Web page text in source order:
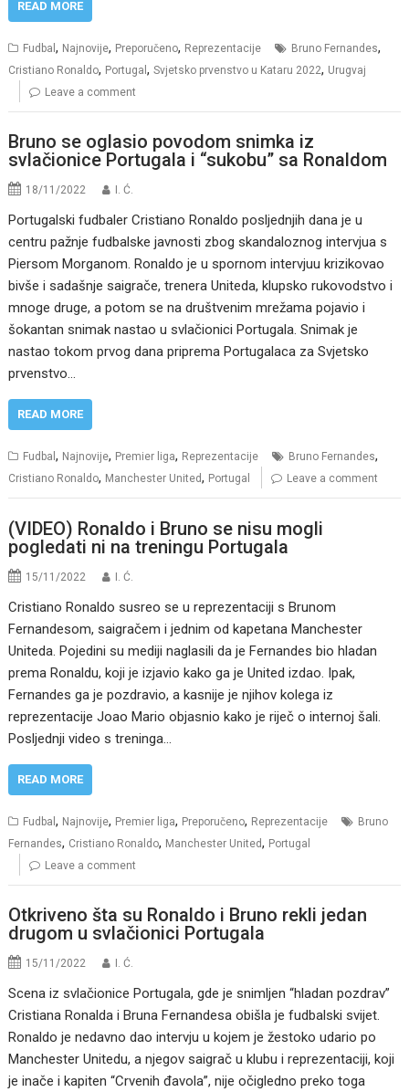
READ MORE
Fudbal, Najnovije, Preporučeno, Reprezentacije Bruno Fernandes,
Cristiano Ronaldo, Portugal,Svjetsko prvenstvo u Kataru 2022, Urugvaj
Leave a comment
Bruno se oglasio povodom snimka iz
svlačionice Portugala i “sukobu” sa Ronaldom
18/11/2022 I. Ć.
Portugalski fudbaler Cristiano Ronaldo posljednjih dana je u
centru pažnje fudbalske javnosti zbog skandaloznog intervjua s
Piersom Morganom. Ronaldo je u spornom intervjuu krizikovao
bivše i sadašnje saigrače, trenera Uniteda, klupsko rukovodstvo i
mnoge druge, a potom se na društvenim mrežama pojavio i
šokantan snimak nastao u svlačionici Portugala. Snimak je
nastao tokom prvog dana priprema Portugalaca za Svjetsko
prvenstvo…
READ MORE
Fudbal, Najnovije, Premier liga, Reprezentacije Bruno Fernandes,
Cristiano Ronaldo, Manchester United, Portugal Leave a comment
(VIDEO) Ronaldo i Bruno se nisu mogli
pogledati ni na treningu Portugala
15/11/2022 I. Ć.
Cristiano Ronaldo susreo se u reprezentaciji s Brunom
Fernandesom, saigračem i jednim od kapetana Manchester
Uniteda. Pojedini su mediji naglasili da je Fernandes bio hladan
prema Ronaldu, koji je izjavio kako ga je United izdao. Ipak,
Fernandes ga je pozdravio, a kasnije je njihov kolega iz
reprezentacije Joao Mario objasnio kako je riječ o internoj šali.
Posljednji video s treninga…
READ MORE
Fudbal, Najnovije, Premier liga, Preporučeno, Reprezentacije
Bruno
Fernandes, Cristiano Ronaldo, Manchester United, Portugal
Leave a comment
Otkriveno šta su Ronaldo i Bruno rekli jedan
drugom u svlačionici Portugala
15/11/2022 I. Ć.
Scena iz svlačionice Portugala, gde je snimljen “hladan pozdrav”
Cristiana Ronalda i Bruna Fernandesa obišla je fudbalski svijet.
Ronaldo je nedavno dao intervju u kojem je žestoko udario po
Manchester Unitedu, a njegov saigrač u klubu i reprezentaciji, koji
je inače i kapiten “Crvenih đavola”, nije očigledno preko toga